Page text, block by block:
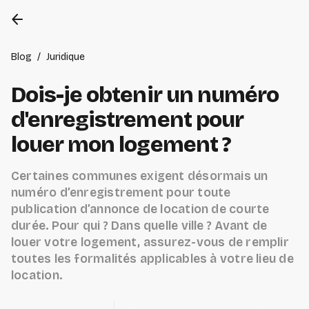
arrow_back
Blog / Juridique
Dois-je obtenir un numéro
d'enregistrement pour
louer mon logement ?
Certaines communes exigent désormais un
numéro d’enregistrement pour toute
publication d’annonce de location de courte
durée. Pour qui ? Dans quelle ville ? Avant de
louer votre logement, assurez-vous de remplir
toutes les formalités applicables à votre lieu de
location.